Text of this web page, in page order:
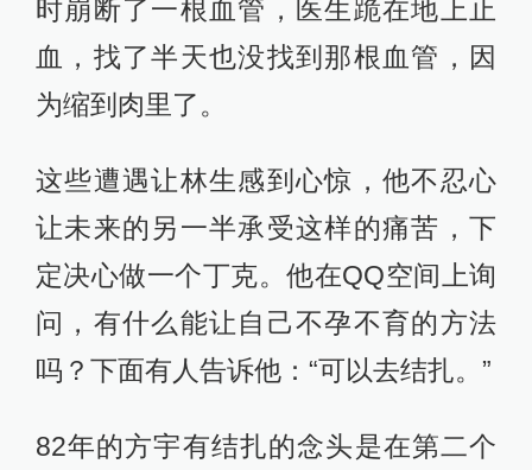
时崩断了一根血管，医生跪在地上止
血，找了半天也没找到那根血管，因
为缩到肉里了。
这些遭遇让林生感到心惊，他不忍心
让未来的另一半承受这样的痛苦，下
定决心做一个丁克。他在QQ空间上询
问，有什么能让自己不孕不育的方法
吗？下面有人告诉他：“可以去结扎。”
82年的方宇有结扎的念头是在第二个